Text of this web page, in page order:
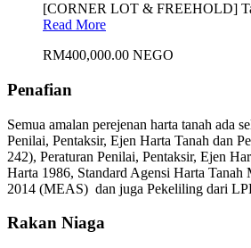
[CORNER LOT & FREEHOLD]
Read More
RM400,000.00 NEGO
Penafian
Semua amalan perejenan harta tanah ada
Penilai, Pentaksir, Ejen Harta Tanah dan
242), Peraturan Penilai, Pentaksir, Ejen
Harta 1986, Standard Agensi Harta Tanah
2014 (MEAS) dan juga Pekeliling dari
Rakan Niaga